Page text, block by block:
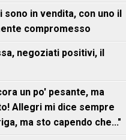
sono in vendita, con uno il
compromesso
negoziati positivi, il
un po' pesante, ma
Allegri mi dice sempre
ma sto capendo che..."